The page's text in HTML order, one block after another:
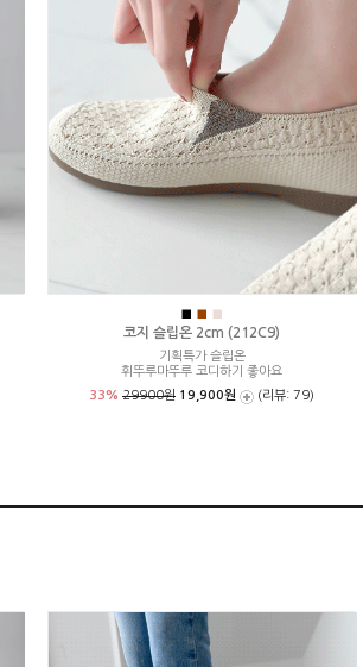
■ ■
코지 슬립온 2cm (212C9)
기획특가 슬립온
휘뚜루마뚜루 코디하기 좋아요
33% 29900원 19,900원 (리뷰: 79)